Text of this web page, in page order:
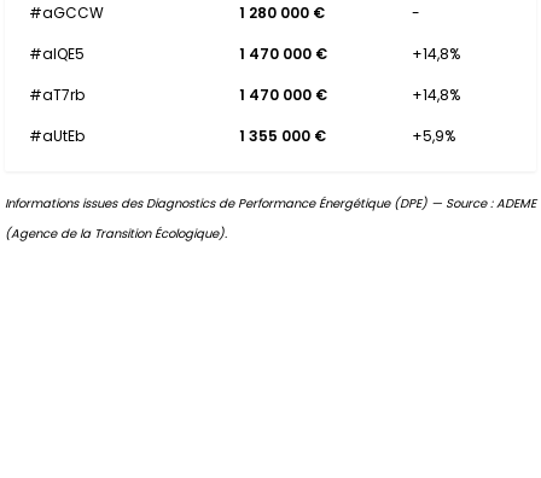
#aGCCW
1 280 000 €
-
#aIQE5
1 470 000 €
+14,8%
#aT7rb
1 470 000 €
+14,8%
#aUtEb
1 355 000 € +5,9%
Informations issues des Diagnostics de Performance Énergétique (DPE) — Source : ADEME
(Agence de la Transition Écologique).